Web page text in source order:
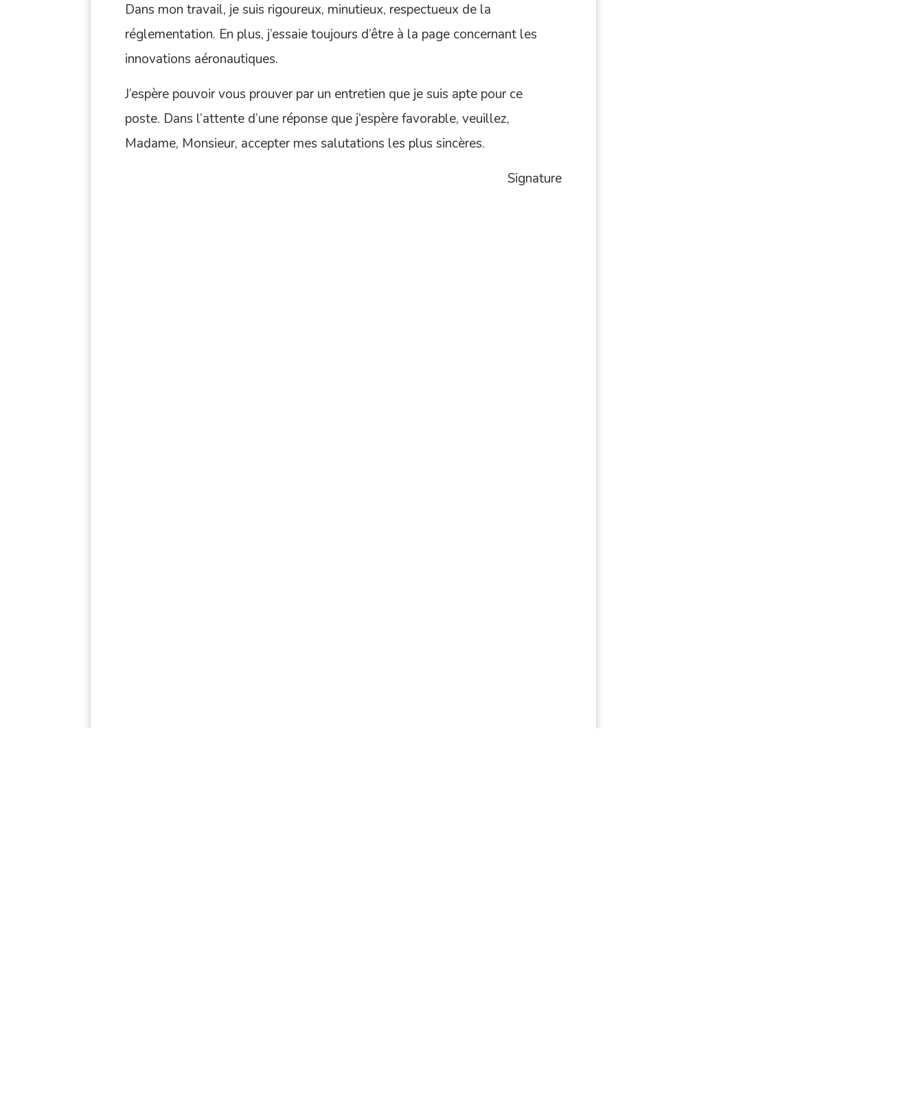
Dans mon travail, je suis rigoureux, minutieux, respectueux de la
réglementation. En plus, j’essaie toujours d’être à la page concernant les
innovations aéronautiques.
J’espère pouvoir vous prouver par un entretien que je suis apte pour ce
poste. Dans l’attente d’une réponse que j’espère favorable, veuillez,
Madame, Monsieur, accepter mes salutations les plus sincères.
Signature